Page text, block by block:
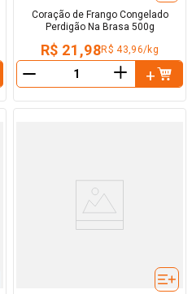
Coração de Frango Congelado
Perdigão Na Brasa 500g
R$ 21,98R$ 43,96/kg
＋